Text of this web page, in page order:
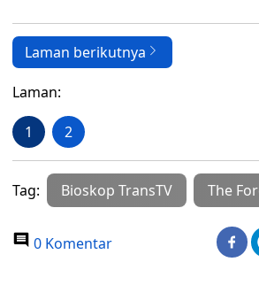
Laman berikutnya
Laman:
1 2
Tag: Bioskop TransTV The
0 Komentar